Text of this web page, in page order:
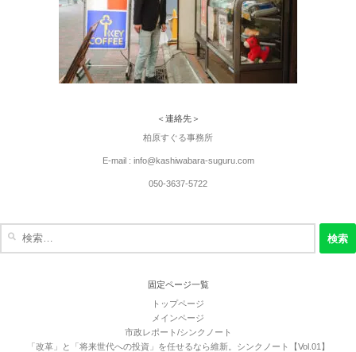
＜連絡先＞
柏原すぐる事務所
E-mail : info@kashiwabara-suguru.com
050-3637-5722
固定ページ一覧
トップページ
メインページ
市政レポート/シンクノート
「改革」と「将来世代への投資」を任せるなら維新。シンクノート【Vol.01】